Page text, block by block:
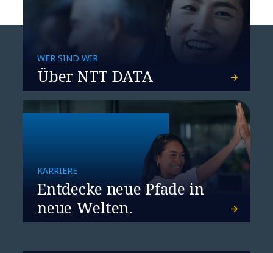
Mehr Fahrfreude beim Kunden –
DevOps-Kompetenz mit
Schlagkraft
WER SIND WIR
Über NTT DATA
KARRIERE
Entdecke neue Pfade in
neue Welten.